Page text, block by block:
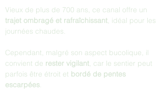
Vieux de plus de 700 ans, ce canal offre un
trajet ombragé et rafraîchissant, idéal pour les
journées chaudes.
Cependant, malgré son aspect bucolique, il
convient de rester vigilant, car le sentier peut
parfois être étroit et bordé de pentes
escarpées.